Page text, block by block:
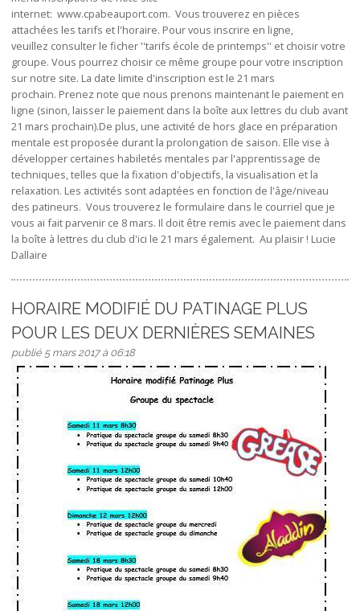
internet: www.cpabeauport.com. Vous trouverez en pièces
attachées les tarifs et l'horaire. Pour vous inscrire en ligne,
veuillez consulter le ficher ''tarifs école de printemps'' et choisir votre
groupe. Vous pourrez choisir ce même groupe pour votre inscription
sur notre site. La date limite d'inscription est le 21 mars
prochain. Prenez note que nous prenons maintenant le paiement en
ligne (sinon, laisser le paiement dans la boîte aux lettres du club avant
21 mars prochain).De plus, une activité de hors glace en préparation
mentale est proposée durant la prolongation de saison. Elle vise à
développer certaines habiletés mentales par l'apprentissage de
techniques, telles que la fixation d'objectifs, la visualisation et la
relaxation. Les activités sont adaptées en fonction de l'âge/niveau
des patineurs. Vous trouverez le formulaire dans le courriel que je
vous ai fait parvenir ce 8 mars. Il doit être remis avec le paiement dans
la boîte à lettres du club d'ici le 21 mars également. Au plaisir ! Lucie
Dallaire
HORAIRE MODIFIÉ DU PATINAGE PLUS
POUR LES DEUX DERNIÈRES SEMAINES
publié 5 mars 2017 à 06:18